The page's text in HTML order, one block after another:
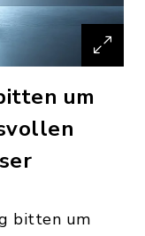
um
bitten um